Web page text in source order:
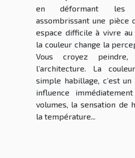
en déformant les
assombrissant une pièce
espace difficile à vivre au
la couleur change la
Vous croyez peindre,
l’architecture. La
simple habillage, c’est
influence
volumes, la sensation de
la température...